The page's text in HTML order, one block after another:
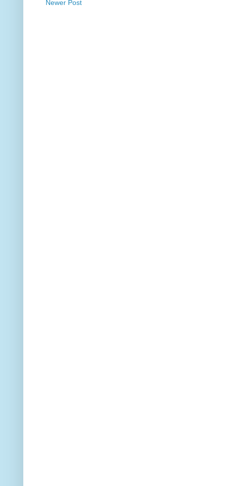
Newer Post